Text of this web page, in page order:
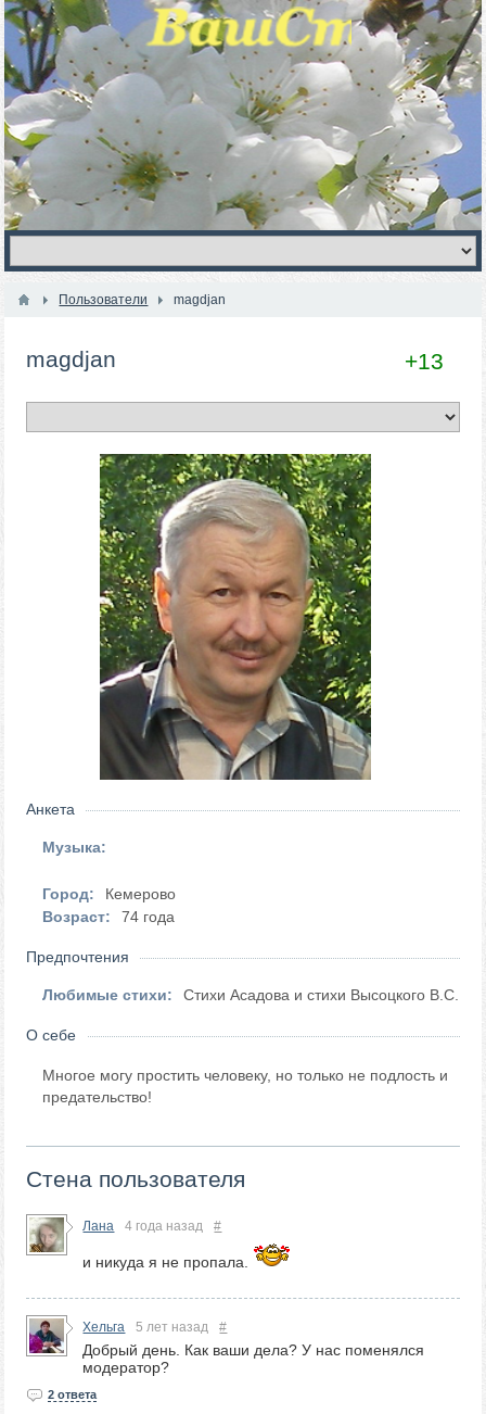
Пользователи magdjan
+13
magdjan
Анкета
Музыка:
Город:
Кемерово
Возраст:
74 года
Предпочтения
Любимые стихи: Стихи Асадова и стихи Высоцкого В.С.
О себе
Многое могу простить человеку, но только не подлость и
предательство!
Стена пользователя
Лана 4 года назад #
и никуда я не пропала.
Хельга 5 лет назад #
Добрый день. Как ваши дела? У нас поменялся
модератор?
2 ответа